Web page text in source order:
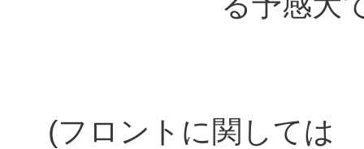
(フロントに関しては